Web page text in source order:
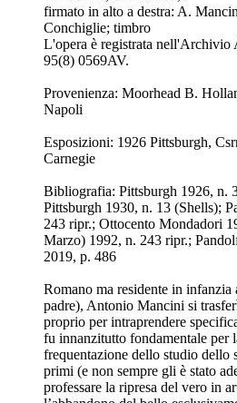
firmato in alto a destra: A.
Conchiglie; timbro
L'opera è registrata
95(8) 0569AV.
Provenienza: Moorhead B.
Napoli
Esposizioni: 1926 Pittsburgh,
Carnegie
Bibliografia: Pittsburgh 1926, n.
Pittsburgh 1930, n. 13 (Shells);
243 ripr.; Ottocento Mondadori
Marzo) 1992, n. 243 ripr.;
2019, p. 486
Romano ma residente in infanzia
padre), Antonio Mancini si
proprio per intraprendere
fu innanzitutto fondamentale per
frequentazione dello studio dello
primi (e non sempre gli è stato
professare la ripresa del vero in